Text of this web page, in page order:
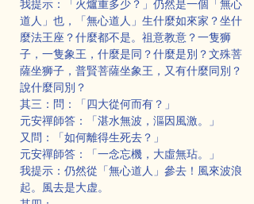
我提示：「火爐重多少？」仍然是一個「無心
道人」也，「無心道人」生什麼如來家？坐什
麼法王座？什麼都不是。祖意教意？一隻狮
子，一隻象王，什麼是同？什麼是別？文殊菩
薩坐狮子，普賢菩薩坐象王，又有什麼同別？
說什麼同別？
其三：問：「四大從何而有？」
元安禪師答：「湛水無波，漚因風激。」
又問：「如何離得生死去？」
元安禪師答：「一念忘機，大虛無玷。」
我提示：仍然從「無心道人」參去！風來波浪
起。風去是大虚。